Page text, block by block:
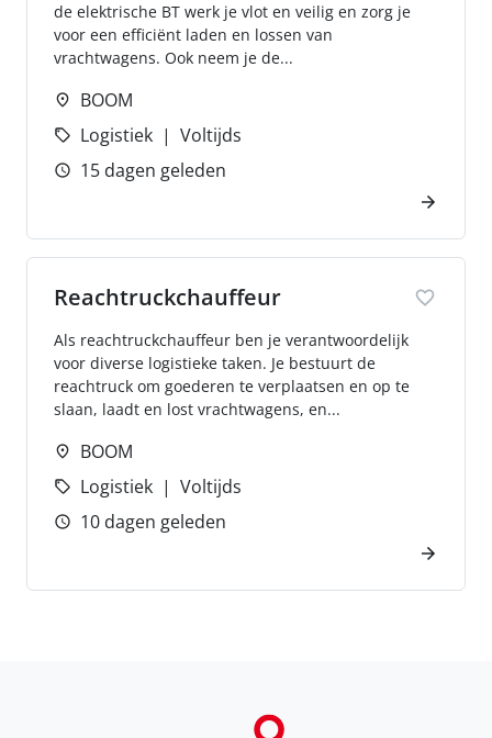
de elektrische BT werk je vlot en veilig en zorg je
voor een efficiënt laden en lossen van
vrachtwagens. Ook neem je de...
BOOM
Logistiek
Voltijds
15 dagen geleden
Reachtruckchauffeur
Als reachtruckchauffeur ben je verantwoordelijk
voor diverse logistieke taken. Je bestuurt de
reachtruck om goederen te verplaatsen en op te
slaan, laadt en lost vrachtwagens, en...
BOOM
Logistiek
Voltijds
10 dagen geleden